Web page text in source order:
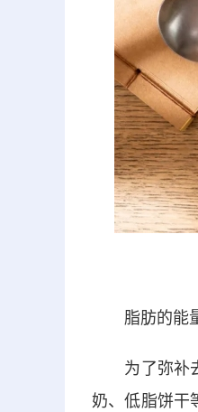
脂肪的能
为了弥补
奶、低脂饼干